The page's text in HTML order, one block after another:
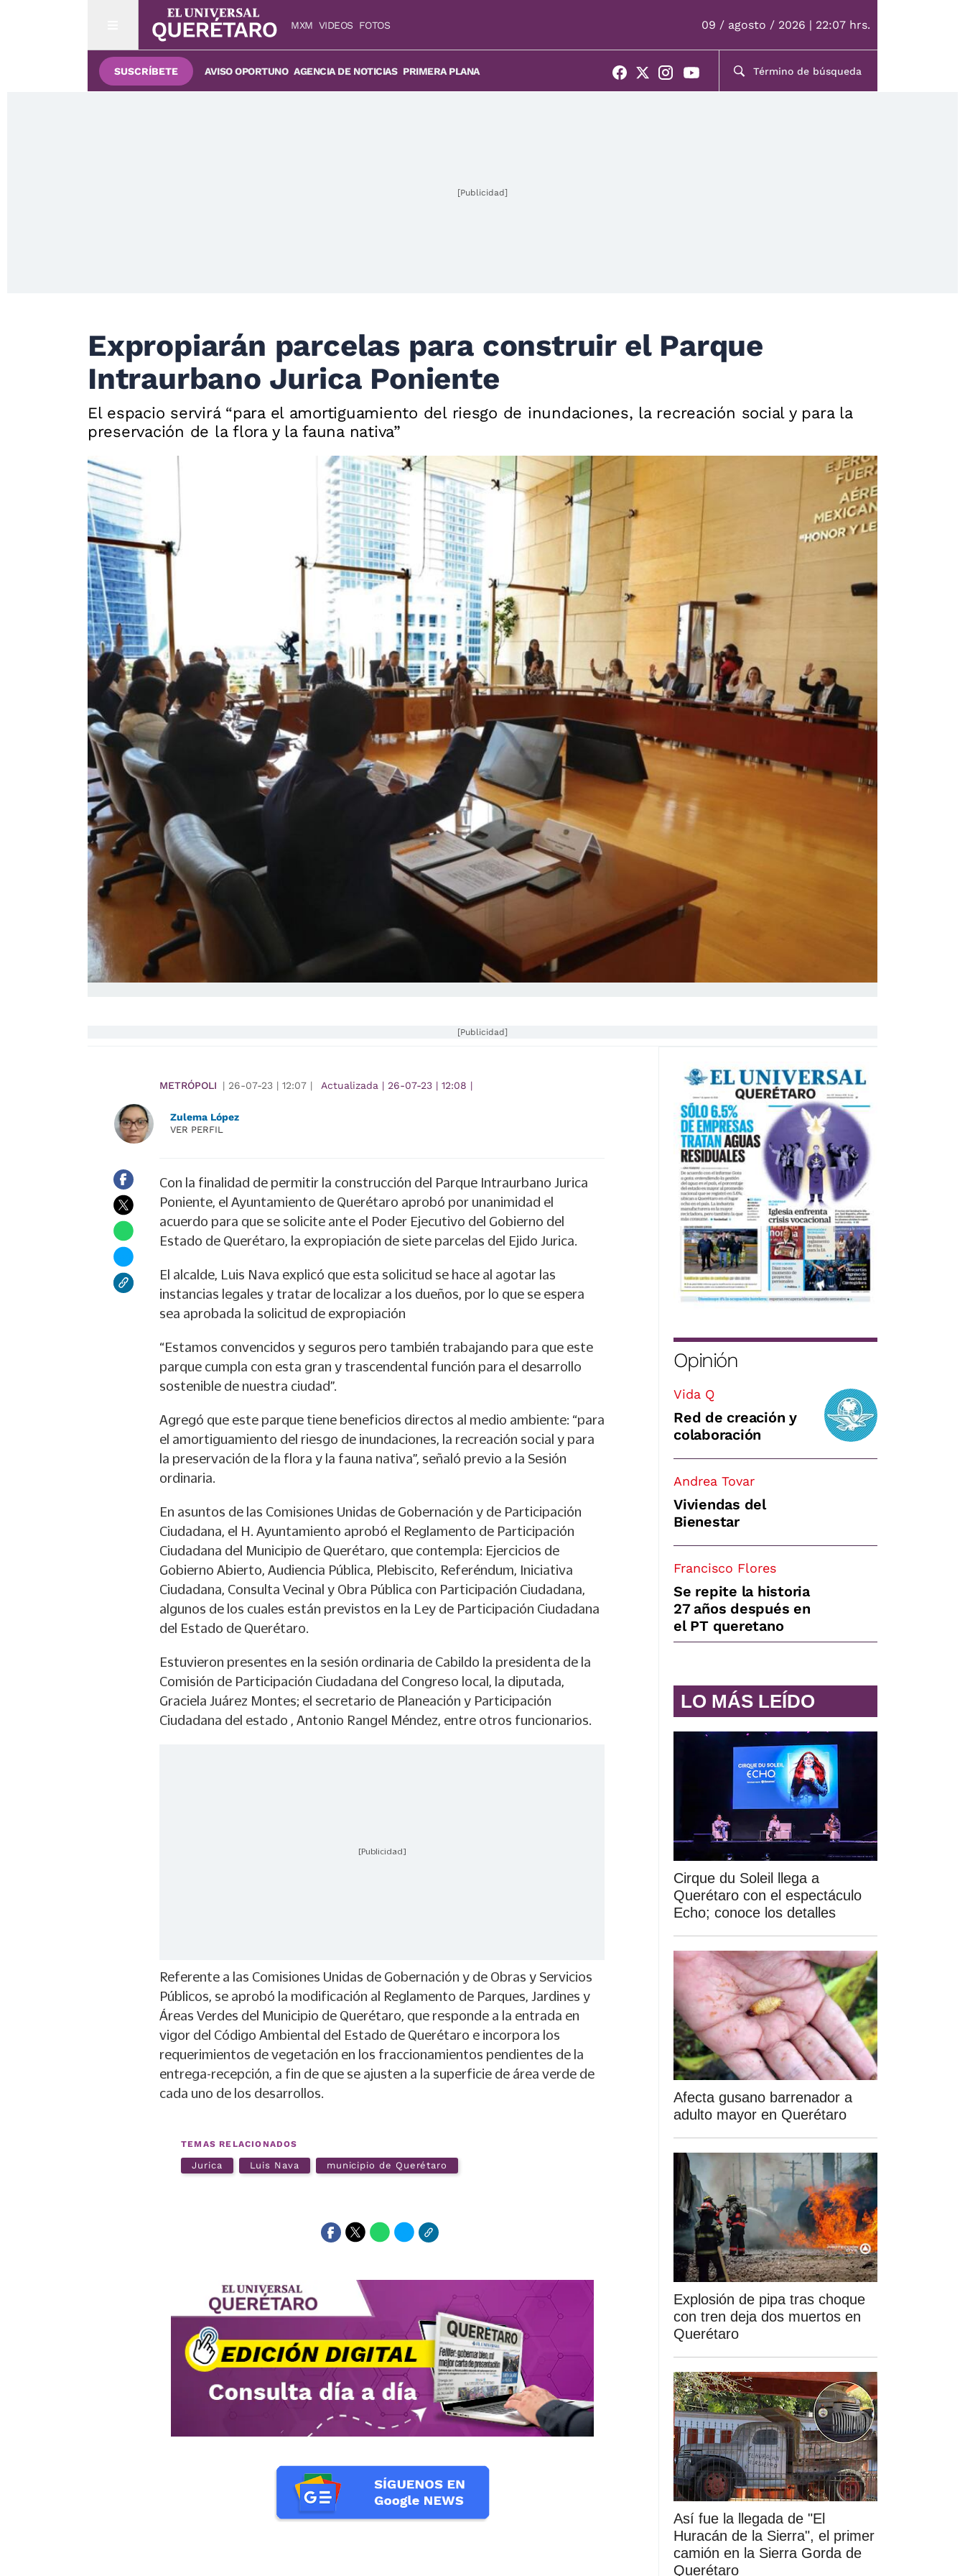
MXM VIDEOS FOTOS 09 / agosto / 2026 | 22:07 hrs.
SUSCRÍBETE AVISO OPORTUNO AGENCIA DE NOTICIAS PRIMERA PLANA
[Publicidad]
Expropiarán parcelas para construir el Parque
Intraurbano Jurica Poniente
El espacio servirá “para el amortiguamiento del riesgo de inundaciones, la recreación social y para la
preservación de la flora y la fauna nativa”
[Publicidad]
METRÓPOLI | 26-07-23 | 12:07 | Actualizada | 26-07-23 | 12:08 |
Zulema López
VER PERFIL
Con la finalidad de permitir la construcción del Parque Intraurbano Jurica
Poniente, el Ayuntamiento de Querétaro aprobó por unanimidad el
acuerdo para que se solicite ante el Poder Ejecutivo del Gobierno del
Estado de Querétaro, la expropiación de siete parcelas del Ejido Jurica.
El alcalde, Luis Nava explicó que esta solicitud se hace al agotar las
instancias legales y tratar de localizar a los dueños, por lo que se espera
sea aprobada la solicitud de expropiación
“Estamos convencidos y seguros pero también trabajando para que este
parque cumpla con esta gran y trascendental función para el desarrollo
sostenible de nuestra ciudad”.
Agregó que este parque tiene beneficios directos al medio ambiente: “para
el amortiguamiento del riesgo de inundaciones, la recreación social y para
la preservación de la flora y la fauna nativa”, señaló previo a la Sesión
ordinaria.
En asuntos de las Comisiones Unidas de Gobernación y de Participación
Ciudadana, el H. Ayuntamiento aprobó el Reglamento de Participación
Ciudadana del Municipio de Querétaro, que contempla: Ejercicios de
Gobierno Abierto, Audiencia Pública, Plebiscito, Referéndum, Iniciativa
Ciudadana, Consulta Vecinal y Obra Pública con Participación Ciudadana,
algunos de los cuales están previstos en la Ley de Participación Ciudadana
del Estado de Querétaro.
Estuvieron presentes en la sesión ordinaria de Cabildo la presidenta de la
Comisión de Participación Ciudadana del Congreso local, la diputada,
Graciela Juárez Montes; el secretario de Planeación y Participación
Ciudadana del estado , Antonio Rangel Méndez, entre otros funcionarios.
[Publicidad]
Referente a las Comisiones Unidas de Gobernación y de Obras y Servicios
Públicos, se aprobó la modificación al Reglamento de Parques, Jardines y
Áreas Verdes del Municipio de Querétaro, que responde a la entrada en
vigor del Código Ambiental del Estado de Querétaro e incorpora los
requerimientos de vegetación en los fraccionamientos pendientes de la
entrega-recepción, a fin de que se ajusten a la superficie de área verde de
cada uno de los desarrollos.
TEMAS RELACIONADOS
Jurica Luis Nava municipio de Querétaro
Opinión
Vida Q
Red de creación y
colaboración
Andrea Tovar
Viviendas del
Bienestar
Francisco Flores
Se repite la historia
27 años después en
el PT queretano
LO MÁS LEÍDO
Cirque du Soleil llega a
Querétaro con el espectáculo
Echo; conoce los detalles
Afecta gusano barrenador a
adulto mayor en Querétaro
Explosión de pipa tras choque
con tren deja dos muertos en
Querétaro
Así fue la llegada de "El
Huracán de la Sierra", el primer
camión en la Sierra Gorda de
Querétaro